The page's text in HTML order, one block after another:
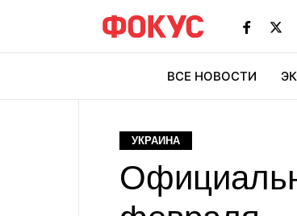
ВСЕ НОВОСТИ
УКРАИНА